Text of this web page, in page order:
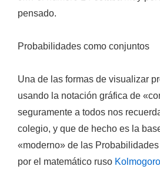
pensado.
Probabilidades como conjuntos
Una de las formas de visualizar
usando la notación gráfica de
seguramente a todos nos
colegio, y que de hecho es la
«moderno» de las
por el matemático ruso